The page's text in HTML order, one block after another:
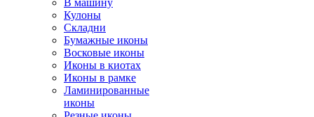
В машину
Кулоны
Складни
Бумажные иконы
Восковые иконы
Иконы в киотах
Иконы в рамке
Ламинированные
иконы